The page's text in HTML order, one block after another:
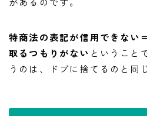
特商法の表記が信用できない
取るつもりがない ということ
うのは、ドブに捨てるのと同